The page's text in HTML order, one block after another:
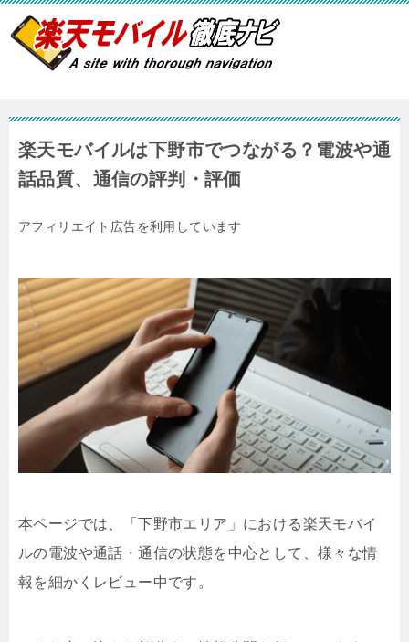
楽天モバイルは下野市でつながる？電波や通
話品質、通信の評判・評価
アフィリエイト広告を利用しています
本ページでは、「下野市エリア」における楽天モバイ
ルの電波や通話・通信の状態を中心として、様々な情
報を細かくレビュー中です。